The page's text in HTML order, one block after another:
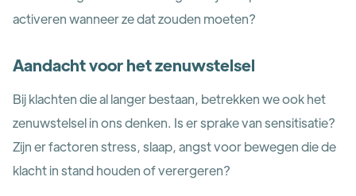
activeren wanneer ze dat zouden moeten?
Aandacht voor het zenuwstelsel
Bij klachten die al langer bestaan, betrekken we ook het
zenuwstelsel in ons denken. Is er sprake van sensitisatie?
Zijn er factoren stress, slaap, angst voor bewegen die de
klacht in stand houden of verergeren?